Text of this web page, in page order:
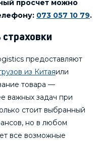
просчет можно
073 057 10 79.
предоставляют
из Китаяили
товара —
важных задач при
стоит выбранный
но в любом
все возможные